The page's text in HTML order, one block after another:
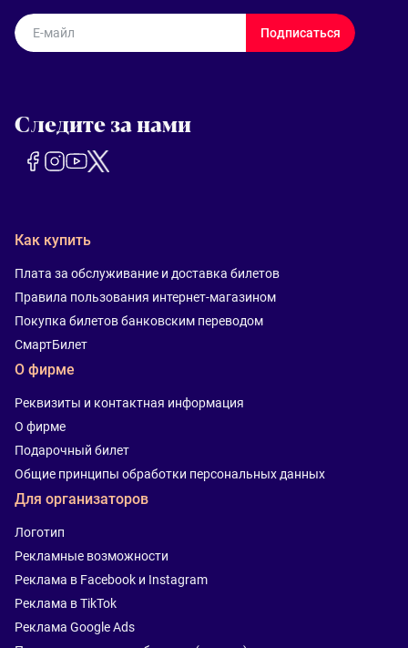
E-майл Подписаться
Следите за нами
Как купить
Плата за обслуживание и доставка билетов
Правила пользования интернет-магазином
Покупка билетов банковским переводом
СмартБилет
О фирме
Реквизиты и контактная информация
О фирме
Подарочный билет
Общие принципы обработки персональных данных
Для организаторов
Логотип
Рекламные возможности
Реклама в Facebook и Instagram
Реклама в TikTok
Реклама Google Ads